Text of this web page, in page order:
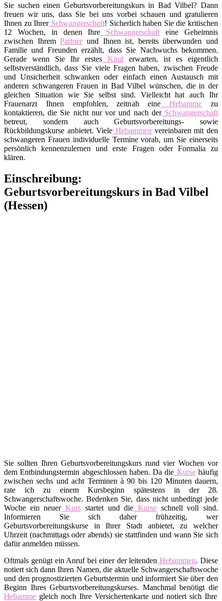
Sie suchen einen Geburtsvorbereitungskurs in Bad Vilbel? Dann
freuen wir uns, dass Sie bei uns vorbei schauen und gratulieren
Ihnen zu IhrerSchwangerschaft! Sicherlich haben Sie die kritischen
12 Wochen, in denen Ihre Schwangerschaft eine Geheimnis
zwischen IhremPartnerund Ihnen ist, bereits überwunden und
Familie und Freunden erzählt, dass Sie Nachwuchs bekommen.
Gerade wenn Sie Ihr erstes Kind erwarten, ist es eigentlich
selbstverständlich, dass Sie viele Fragen haben, zwischen Freude
und Unsicherheit schwanken oder einfach einen Austausch mit
anderen schwangeren Frauen in Bad Vilbel wünschen, die in der
gleichen Situation wie Sie selbst sind. Vielleicht hat auch Ihr
Frauenarzt Ihnen empfohlen, zeitnah eine Hebamme zu
kontaktieren, die Sie nicht nur vor und nach derSchwangerschaft
betreut, sondern auch Geburtsvorbereitungs- sowie
Rückbildungskurse anbietet. Viele Hebammen vereinbaren mit den
schwangeren Frauen individuelle Termine vorab, um Sie einerseits
persönlich kennenzulernen und erste Fragen oder Formalia zu
klären.
Einschreibung:
Geburtsvorbereitungskurs in Bad Vilbel
(Hessen)
Sie sollten Ihren Geburtsvorbereitungskurs rund vier Wochen vor
dem Entbindungstermin abgeschlossen haben. Da die Kursehäufig
zwischen sechs und acht Terminen à 90 bis 120 Minuten dauern,
rate ich zu einem Kursbeginn spätestens in der 28.
Schwangerschaftswoche. Bedenken Sie, dass nicht unbedingt jede
Woche ein neuerKurs startet und die Kurseschnell voll sind.
Informieren Sie sich daher frühzeitig, wer
Geburtsvorbereitungskurse in Ihrer Stadt anbietet, zu welcher
Uhrzeit (nachmittags oder abends) sie stattfinden und wann Sie sich
dafür anmelden müssen.
Oftmals genügt ein Anruf bei einer der leitenden Hebammen. Diese
notiert sich dann Ihren Namen, die aktuelle Schwangerschaftswoche
und den prognostizierten Geburtstermin und informiert Sie über den
Beginn Ihres Geburtsvorbereitungskurses. Manchmal benötigt die
Hebamme gleich noch Ihre Versichertenkarte und notiert sich Ihre